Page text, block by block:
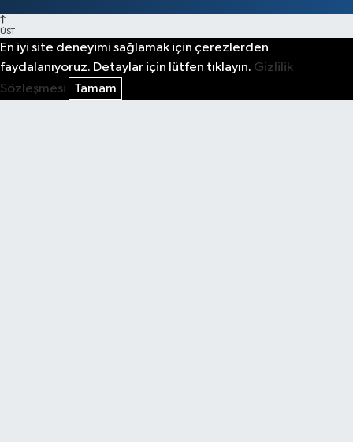
ÜST
En iyi site deneyimi sağlamak için çerezlerden
faydalanıyoruz. Detaylar için lütfen tıklayın. Gizlilik
Sözleşmesi
Tamam